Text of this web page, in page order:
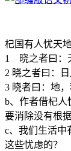
杞国有人忧天
1 晓之者曰：
2 晓之者曰：
3 晓者曰：地
b、作者借杞人
要消除没有根
c、我们生活中
这些忧虑的？